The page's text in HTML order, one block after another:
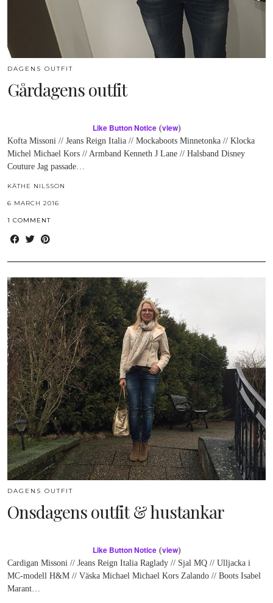
DAGENS OUTFIT
Gårdagens outfit
Like Button Notice(view)
Kofta Missoni // Jeans Reign Italia // Mockaboots Minnetonka // Klocka
Michel Michael Kors // Armband Kenneth J Lane // Halsband Disney
Couture Jag passade…
KÄTHE NILSSON
6 MARCH 2016
1 COMMENT
DAGENS OUTFIT
Onsdagens outfit & hustankar
Like Button Notice(view)
Cardigan Missoni // Jeans Reign Italia Raglady // Sjal MQ // Ulljacka i
MC-modell H&M // Väska Michael Michael Kors Zalando // Boots Isabel
Marant…